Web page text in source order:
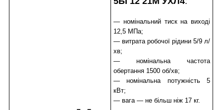
— номінальний тиск на виході
12,5 МПа;
— витрата робочої рідини 5/9 л/
хв;
— номінальна частота
обертання 1500 об/хв;
— номінальна потужність 5
кВт;
— вага — не більш ніж 17 кг.